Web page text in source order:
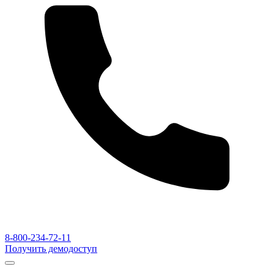
8-800-234-72-11
Получить демодоступ